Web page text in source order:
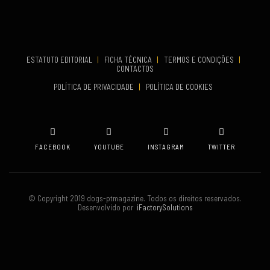
ESTATUTO EDITORIAL | FICHA TÉCNICA | TERMOS E CONDIÇÕES
|
CONTACTOS
POLÍTICA DE PRIVACIDADE
| POLÍTICA DE COOKIES
FACEBOOK YOUTUBE INSTAGRAM TWITTER
© Copyright 2019 dogs-ptmagazine. Todos os direitos reservados.
Desenvolvido poriFactorySolutions